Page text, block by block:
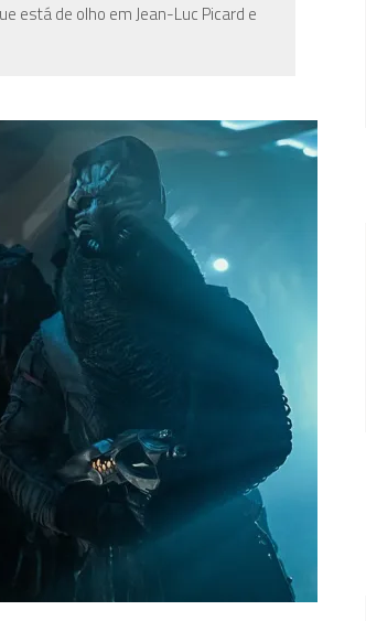
está de olho em Jean-Luc Picard e